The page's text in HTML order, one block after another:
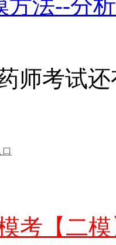
方法--分
师考试
考【二